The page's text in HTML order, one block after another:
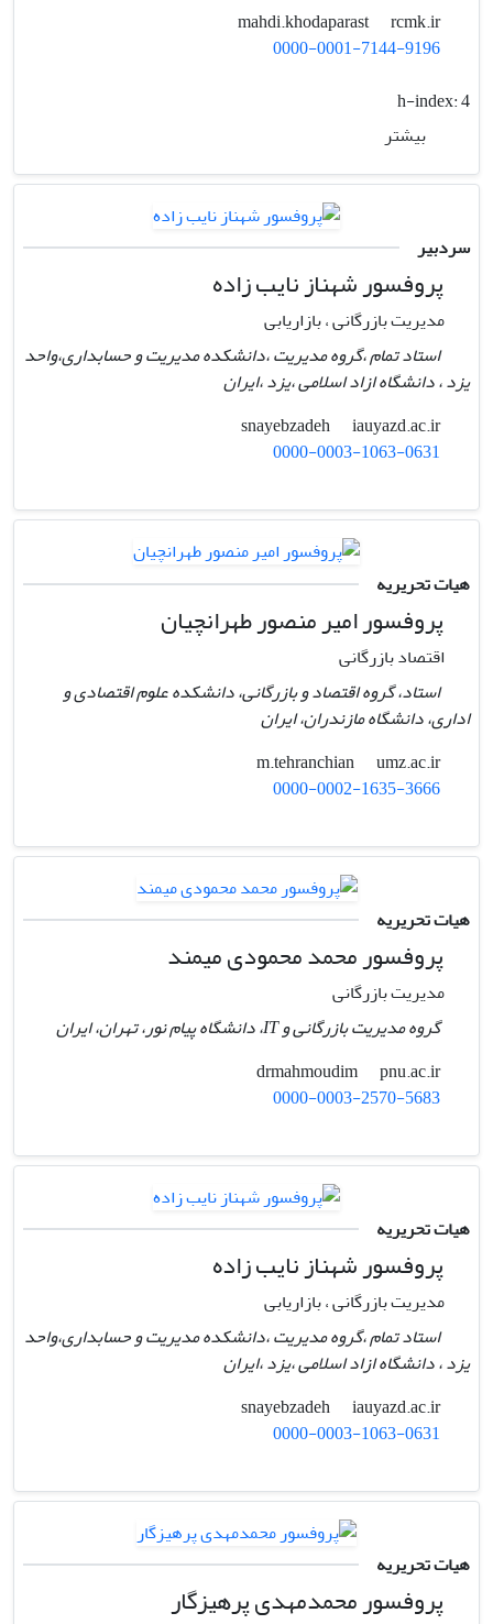
mahdi.khodaparast
rcmk.ir
0000-0001-7144-9196
h-index:4
بیشتر
سردبیر
پروفسور شهناز نایب زاده
مدیریت بازرگانی ، بازاریابی
استاد تمام ،گروه مدیریت ،دانشکده مدیریت و حسابداری،واحد
یزد ، دانشگاه ازاد اسلامی ،یزد ،ایران
snayebzadeh
iauyazd.ac.ir
0000-0003-1063-0631
هیات تحریریه
پروفسور امیر منصور طهرانچیان
اقتصاد بازرگانی
استاد، گروه اقتصاد و بازرگانی، دانشکده علوم اقتصادی و
اداری، دانشگاه مازندران، ایران
m.tehranchian
umz.ac.ir
0000-0002-1635-3666
هیات تحریریه
پروفسور محمد محمودی میمند
مدیریت بازرگانی
گروه مدیریت بازرگانی و IT، دانشگاه پیام نور، تهران، ایران
drmahmoudim
pnu.ac.ir
0000-0003-2570-5683
هیات تحریریه
پروفسور شهناز نایب زاده
مدیریت بازرگانی ، بازاریابی
استاد تمام ،گروه مدیریت ،دانشکده مدیریت و حسابداری،واحد
یزد ، دانشگاه ازاد اسلامی ،یزد ،ایران
snayebzadeh
iauyazd.ac.ir
0000-0003-1063-0631
هیات تحریریه
پروفسور محمدمهدی پرهیزگار